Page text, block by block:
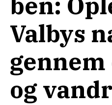
Valbys
og